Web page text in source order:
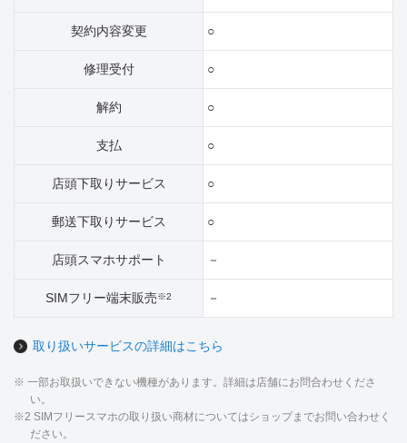
契約内容変更 ○
修理受付 ○
解約 ○
支払 ○
店頭下取りサービス ○
郵送下取りサービス ○
店頭スマホサポート －
SIMフリー端末販売※2 －
取り扱いサービスの詳細はこちら
※ 一部お取扱いできない機種があります。詳細は店舗にお問合わせくださ
い。
※2 SIMフリースマホの取り扱い商材についてはショップまでお問い合わせく
ださい。